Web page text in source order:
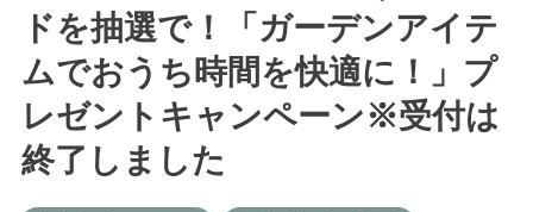
ドを抽選で！「ガーデンアイテ
ムでおうち時間を快適に！」プ
レゼントキャンペーン※受付は
終了しました